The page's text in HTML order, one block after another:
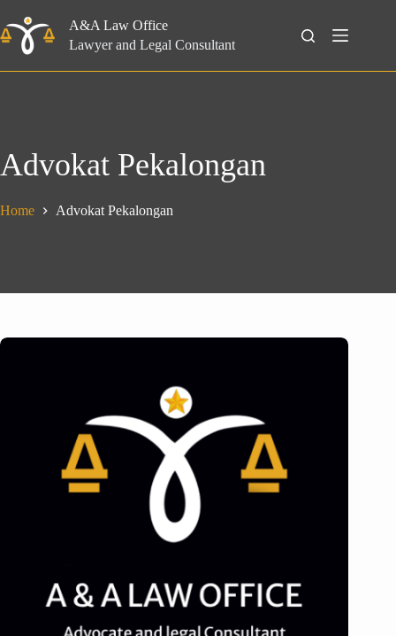
to
content
A&A Law Office
Lawyer and Legal Consultant
Search
Advokat Pekalongan
Home Advokat Pekalongan